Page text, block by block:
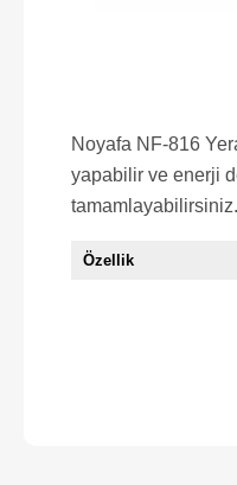
Noyafa NF-816
yapabilir ve enerji
tamamlayabilirsiniz.
Özellik